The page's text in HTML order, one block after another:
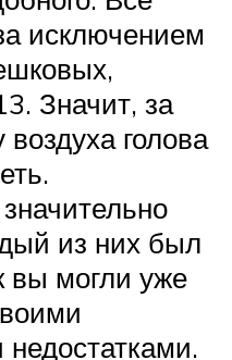
исключением
Значит, за
голова
из них был
вы могли уже